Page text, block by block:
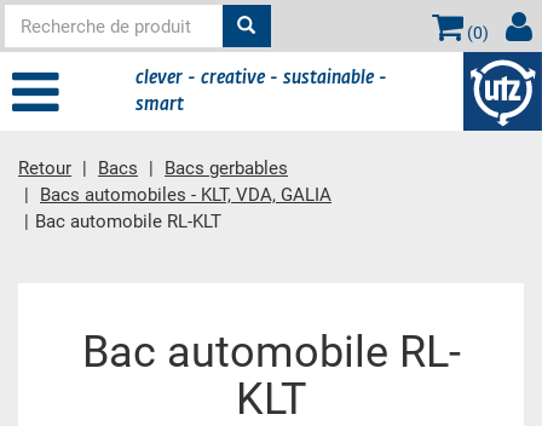
(0)
clever - creative - sustainable -
smart
Retour Bacs
Bacs gerbables
Bacs automobiles - KLT, VDA, GALIA
Bac automobile RL-KLT
Bac automobile RL-
KLT